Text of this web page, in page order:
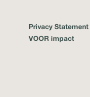
Privacy Statement
VOOR impact